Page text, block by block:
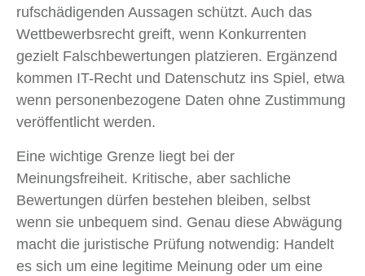
rufschädigenden Aussagen schützt. Auch das
Wettbewerbsrecht greift, wenn Konkurrenten
gezielt Falschbewertungen platzieren. Ergänzend
kommen IT-Recht und Datenschutz ins Spiel, etwa
wenn personenbezogene Daten ohne Zustimmung
veröffentlicht werden.
Eine wichtige Grenze liegt bei der
Meinungsfreiheit. Kritische, aber sachliche
Bewertungen dürfen bestehen bleiben, selbst
wenn sie unbequem sind. Genau diese Abwägung
macht die juristische Prüfung notwendig: Handelt
es sich um eine legitime Meinung oder um eine